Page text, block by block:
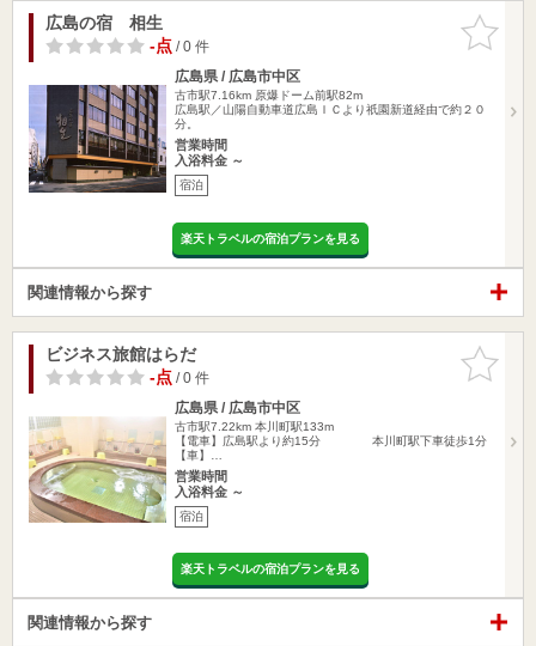
お気に入
りに追加
広島の宿 相生
-点/ 0 件
広島県 / 広島市中区
古市駅7.16km 原爆ドーム前駅82m
広島駅／山陽自動車道広島ＩＣより祇園新道経由で約２０
分。
営業時間
入浴料金 ～
宿泊
楽天トラベルの宿泊プランを見る
関連情報から探す
お気に入
りに追加
ビジネス旅館はらだ
-点/ 0 件
広島県 / 広島市中区
古市駅7.22km 本川町駅133m
【電車】広島駅より約15分 本川町駅下車徒歩1分
【車】…
営業時間
入浴料金 ～
宿泊
楽天トラベルの宿泊プランを見る
関連情報から探す